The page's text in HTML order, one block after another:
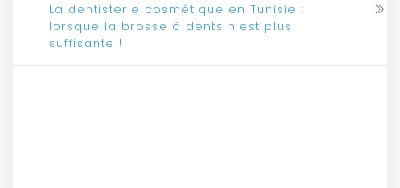
La dentisterie cosmétique en Tunisie :
lorsque la brosse à dents n’est plus
suffisante !